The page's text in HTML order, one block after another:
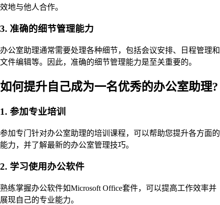
效地与他人合作。
3. 准确的细节管理能力
办公室助理通常需要处理各种细节，包括会议安排、日程管理和
文件编辑等。因此，准确的细节管理能力是至关重要的。
如何提升自己成为一名优秀的办公室助理?
1. 参加专业培训
参加专门针对办公室助理的培训课程，可以帮助您提升各方面的
能力，并了解最新的办公室管理技巧。
2. 学习使用办公软件
熟练掌握办公软件如Microsoft Office套件，可以提高工作效率并
展现自己的专业能力。